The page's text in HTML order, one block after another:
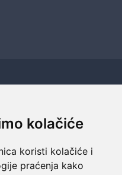
kolačiće
koristi kolačiće i
praćenja kako
novac